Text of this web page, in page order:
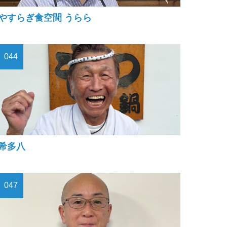
すらぎ食空間 うらら
044
多八
047